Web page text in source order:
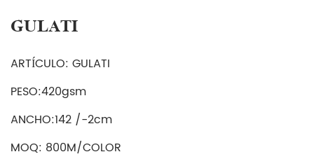
GULATI
ARTÍCULO: GULATI
PESO:420gsm
ANCHO:142 /-2cm
MOQ: 800M/COLOR